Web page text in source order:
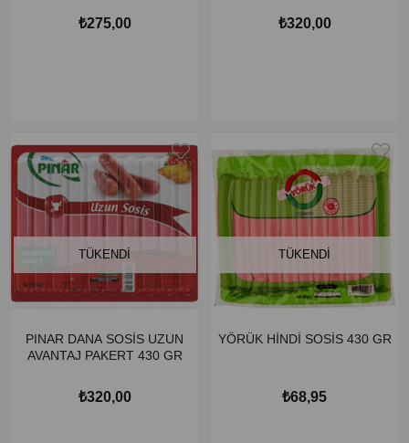
₺275,00 ₺320,00
TÜKENDI
PINAR DANA SOSİS UZUN
AVANTAJ PAKERT 430 GR
₺320,00
TÜKENDI
YÖRÜK HİNDİ SOSİS 430 GR
₺68,95